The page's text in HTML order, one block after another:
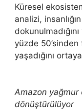
Küresel
analizi,
yüzde 50’sinden
yaşadığını
Amazon yağmur
dönüştürülüyor